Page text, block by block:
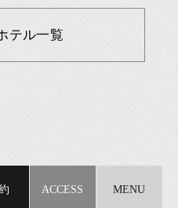
テル一覧
ア
ACCESS MENU